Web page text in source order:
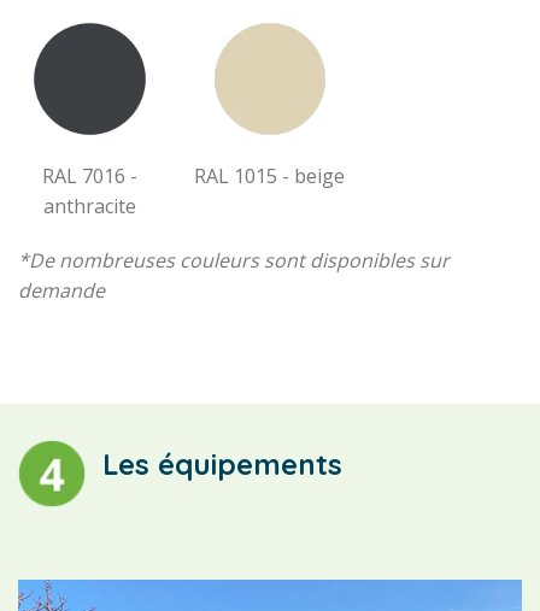
RAL 7016 -
anthracite
RAL 1015 - beige
*De nombreuses couleurs sont disponibles sur
demande
Les équipements